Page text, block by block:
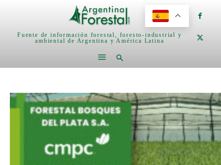
Fuente de información forestal, foresto-industrial y
ambiental de Argentina y América Latina